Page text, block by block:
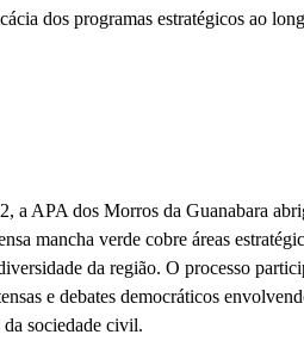
dos programas estratégicos ao
a APA dos Morros da Guanabara
mancha verde cobre áreas
da região. O processo
e debates democráticos
da sociedade civil.